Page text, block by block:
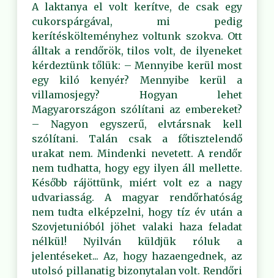
A laktanya el volt kerítve, de csak egy
cukorspárgával, mi pedig
kerítéskölteményhez voltunk szokva. Ott
álltak a rendőrök, tilos volt, de ilyeneket
kérdeztünk tőlük: – Mennyibe kerül most
egy kiló kenyér? Mennyibe kerül a
villamosjegy? Hogyan lehet
Magyarországon szólítani az embereket?
– Nagyon egyszerű, elvtársnak kell
szólítani. Talán csak a főtisztelendő
urakat nem. Mindenki nevetett. A rendőr
nem tudhatta, hogy egy ilyen áll mellette.
Később rájöttünk, miért volt ez a nagy
udvariasság. A magyar rendőrhatóság
nem tudta elképzelni, hogy tíz év után a
Szovjetunióból jöhet valaki haza feladat
nélkül! Nyilván küldjük róluk a
jelentéseket... Az, hogy hazaengednek, az
utolsó pillanatig bizonytalan volt. Rendőri